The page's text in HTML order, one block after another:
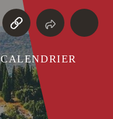
CALENDRIER